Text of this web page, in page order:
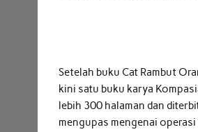
Setelah buku Cat Rambut
kini satu buku karya
lebih 300 halaman dan
mengupas mengenai